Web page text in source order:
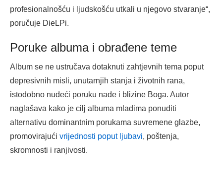
profesionalnošću i ljudskošću utkali u njegovo stvaranje“,
poručuje DieLPi.
Poruke albuma i obrađene teme
Album se ne ustručava dotaknuti zahtjevnih tema poput
depresivnih misli, unutarnjih stanja i životnih rana,
istodobno nudeći poruku nade i blizine Boga. Autor
naglašava kako je cilj albuma mladima ponuditi
alternativu dominantnim porukama suvremene glazbe,
promovirajući vrijednosti poput ljubavi, poštenja,
skromnosti i ranjivosti.